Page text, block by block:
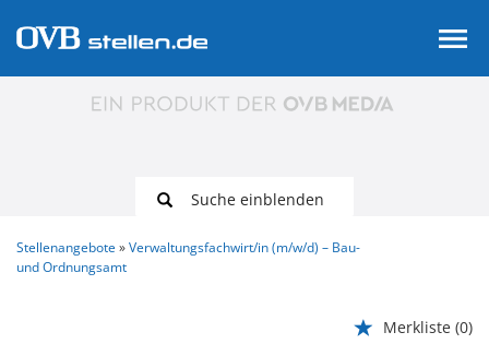
Suche einblenden
Stellenangebote
Verwaltungsfachwirt/in (m/w/d) – Bau-
und Ordnungsamt
Merkliste (0)